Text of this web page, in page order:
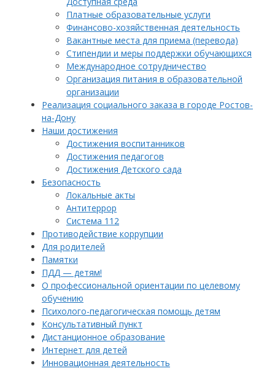
Платные образовательные услуги
Финансово-хозяйственная деятельность
Вакантные места для приема (перевода)
Стипендии и меры поддержки обучающихся
Международное сотрудничество
Организация питания в образовательной
организации
Реализация социального заказа в городе Ростов-
на-Дону
Наши достижения
Достижения воспитанников
Достижения педагогов
Достижения Детского сада
Безопасность
Локальные акты
Антитеррор
Система 112
Противодействие коррупции
Для родителей
Памятки
ПДД — детям!
О профессиональной ориентации по целевому
обучению
Психолого-педагогическая помощь детям
Консультативный пункт
Дистанционное образование
Интернет для детей
Инновационная деятельность